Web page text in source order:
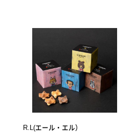
R.L(エール・エル）